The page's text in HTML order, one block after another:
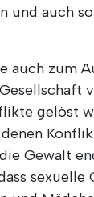
und auch
auch zum
gelöst
Gewalt
sexuelle